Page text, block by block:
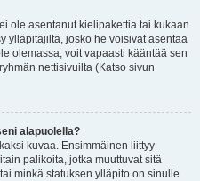
ole asentanut kielipakettia tai kukaan
ylläpitäjiltä, josko he voisivat asentaa
olemassa, voit vapaasti kääntää sen
nettisivuilta (Katso sivun
alapuolella?
kuvaa. Ensimmäinen liittyy
palikoita, jotka muuttuvat sitä
minkä statuksen ylläpito on sinulle